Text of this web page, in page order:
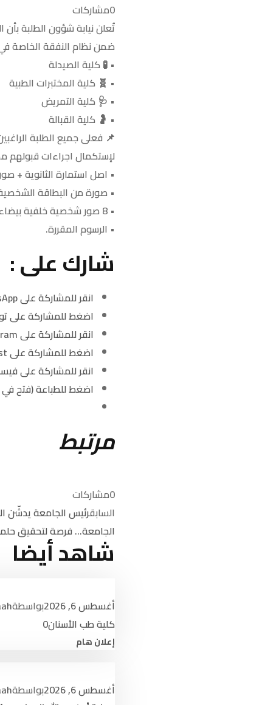
0مشاركات
تُعلن نيابة شؤون الطلبة بأن
ضمن نظام النفقة الخاصة في
• 🧪 كلية الصيدلة
• 🧬 كلية المختبرات الطبية
• 🩺 كلية التمريض
• 🤰 كلية القبالة
📌 فعلى جميع الطلبة
لإستكمال اجراءات قبولهم
• اصل استمارة الثانوية +
• صورة من البطاقة
• 8 صور شخصية خلفية بيضاء مقاس 4×6 بدون تحسين.
• الرسوم المقررة.
شارك على :
انقر للمشاركة على WhatsApp (فتح في نافذة جديدة)
اضغط للمشاركة على
انقر للمشاركة على Telegram (فتح في نافذة جديدة)
اضغط للمشاركة على Pinterest (فتح في نافذة جديدة)
انقر للمشاركة على
اضغط للطباعة (فتح
مرتبط
0مشاركات
السابقرئيس الجامعة يدشّن
الجامعة… فرصة لتحقيق
شاهد أيضا
أغسطس 6, 2026 بواسطة
كلية طب الأسنان0
إعلان هام
أغسطس 6, 2026 بواسطة
جامعة